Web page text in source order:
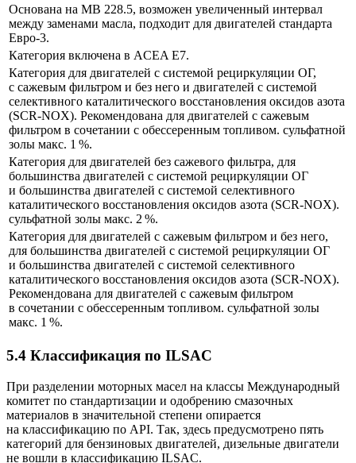
Основана на MB 228.5, возможен увеличенный интервал
между заменами масла, подходит для двигателей стандарта
Евро-3.
Категория включена в ACEA E7.
Категория для двигателей с системой рециркуляции ОГ,
с сажевым фильтром и без него и двигателей с системой
селективного каталитического восстановления оксидов азота
(SCR-NOX). Рекомендована для двигателей с сажевым
фильтром в сочетании с обессеренным топливом. сульфатной
золы макс. 1 %.
Категория для двигателей без сажевого фильтра, для
большинства двигателей с системой рециркуляции ОГ
и большинства двигателей с системой селективного
каталитического восстановления оксидов азота (SCR-NOX).
сульфатной золы макс. 2 %.
Категория для двигателей с сажевым фильтром и без него,
для большинства двигателей с системой рециркуляции ОГ
и большинства двигателей с системой селективного
каталитического восстановления оксидов азота (SCR-NOX).
Рекомендована для двигателей с сажевым фильтром
в сочетании с обессеренным топливом. сульфатной золы
макс. 1 %.
5.4 Классификация по ILSAC
При разделении моторных масел на классы Международный
комитет по стандартизации и одобрению смазочных
материалов в значительной степени опирается
на классификацию по API. Так, здесь предусмотрено пять
категорий для бензиновых двигателей, дизельные двигатели
не вошли в классификацию ILSAC.